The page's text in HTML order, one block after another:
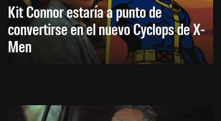
Kit Connor estaría a punto de
convertirse en el nuevo Cyclops de X-
Men